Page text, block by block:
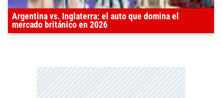
Argentina vs. Inglaterra: el auto que domina el
mercado británico en 2026